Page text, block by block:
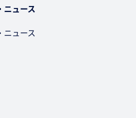
ニュース
ニュース